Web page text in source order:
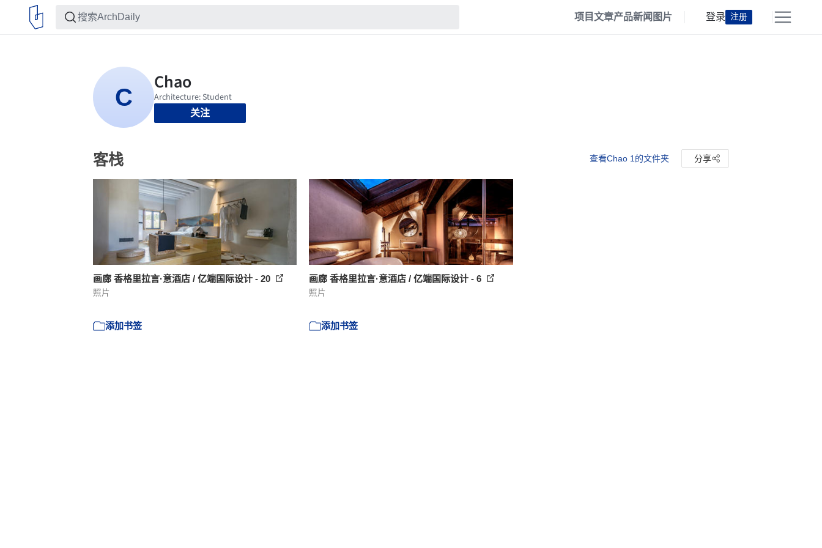
项目文章产品新闻 图片 登录 注册
关注
客栈 查看Chao 1的文件夹 分享
画廊 香格里拉言·意酒店 / 亿端国际设计 - 20
照片
添加书签
画廊 香格里拉言·意酒店 / 亿端国际设计 - 6
照片
添加书签